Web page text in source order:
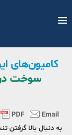
کامیون‌های
سوخت در
به دنبال بالا گرفتن